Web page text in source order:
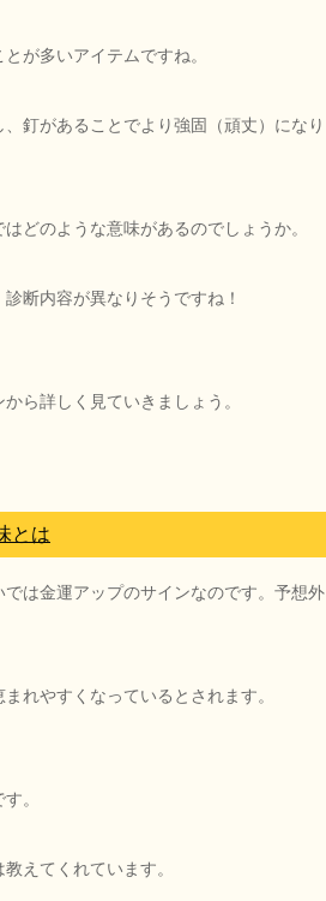
が多いアイテムですね。
釘があることでより強固（頑丈）になり
どのような意味があるのでしょうか。
断内容が異なりそうですね！
ら詳しく見ていきましょう。
とは
は金運アップのサインなのです。予想外
れやすくなっているとされます。
。
えてくれています。